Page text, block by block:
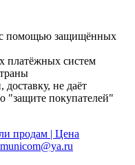
с помощью защищённых
платёжных систем
не даёт
"защите покупателей"